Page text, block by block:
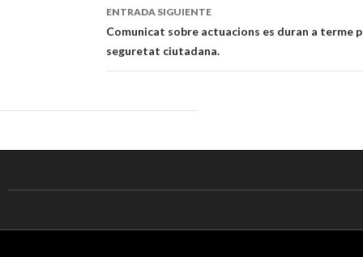
entradas
ENTRADA SIGUIENTE
Comunicat sobre actuacions es duran a terme
seguretat ciutadana.